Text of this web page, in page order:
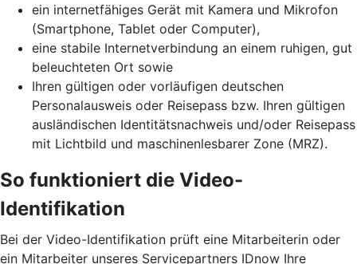
ein internetfähiges Gerät mit Kamera und Mikrofon
(Smartphone, Tablet oder Computer),
eine stabile Internetverbindung an einem ruhigen, gut
beleuchteten Ort sowie
Ihren gültigen oder vorläufigen deutschen
Personalausweis oder Reisepass bzw. Ihren gültigen
ausländischen Identitätsnachweis und/oder Reisepass
mit Lichtbild und maschinenlesbarer Zone (MRZ).
So funktioniert die Video-
Identifikation
Bei der Video-Identifikation prüft eine Mitarbeiterin oder
ein Mitarbeiter unseres Servicepartners IDnow Ihre